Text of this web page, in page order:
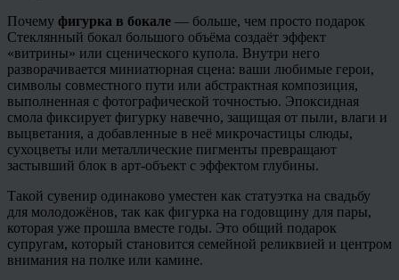
Почему фигурка в бокале — больше, чем просто подарок
Стеклянный бокал большого объёма создаёт эффект
«витрины» или сценического купола. Внутри него
разворачивается миниатюрная сцена: ваши любимые герои,
символы совместного пути или абстрактная композиция,
выполненная с фотографической точностью. Эпоксидная
смола фиксирует фигурку навечно, защищая от пыли, влаги и
выцветания, а добавленные в неё микрочастицы слюды,
сухоцветы или металлические пигменты превращают
застывший блок в арт-объект с эффектом глубины.
Такой сувенир одинаково уместен как статуэтка на свадьбу
для молодожёнов, так как фигурка на годовщину для пары,
которая уже прошла вместе годы. Это общий подарок
супругам, который становится семейной реликвией и центром
внимания на полке или камине.